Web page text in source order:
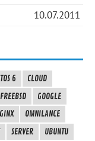
10.07.2011
6
CLOUD
FREEBSD
GOOGLE
OMNILANCE
SERVER
UBUNTU